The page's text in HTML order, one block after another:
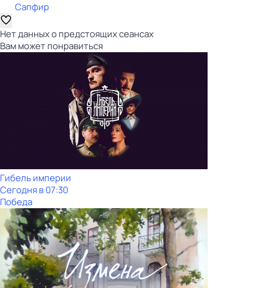
Сапфир
Нет данных о предстоящих сеансах
Вам может понравиться
Гибель империи
Сегодня в 07:30
Победа